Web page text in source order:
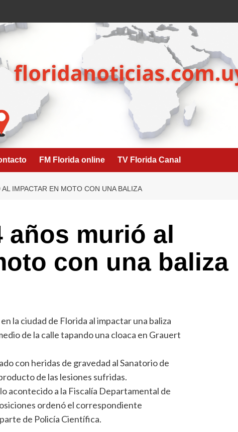
FM Florida online TV Florida Canal
IMPACTAR EN MOTO CON UNA BALIZA
años murió al
con una baliza
la ciudad de Florida al impactar una baliza
de la calle tapando una cloaca en Grauert
con heridas de gravedad al Sanatorio de
de las lesiones sufridas.
acontecido a la Fiscalía Departamental de
ordenó el correspondiente
de Policía Científica.